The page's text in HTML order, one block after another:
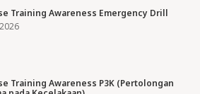
Training Awareness Emergency Drill
Training Awareness P3K (Pertolongan